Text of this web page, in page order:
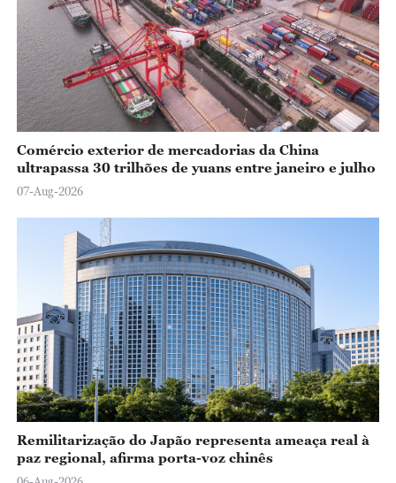
Comércio exterior de mercadorias da China
ultrapassa 30 trilhões de yuans entre janeiro e julho
07-Aug-2026
Remilitarização do Japão representa ameaça real à
paz regional, afirma porta-voz chinês